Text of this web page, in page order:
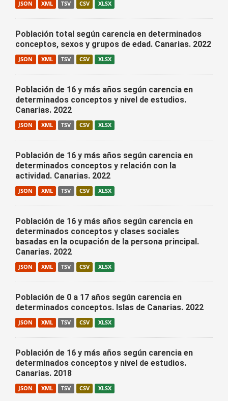
JSON XML TSV CSV XLSX
Población total según carencia en determinados
conceptos, sexos y grupos de edad. Canarias. 2022
JSON XML TSV CSV XLSX
Población de 16 y más años según carencia en
determinados conceptos y nivel de estudios.
Canarias. 2022
JSON XML TSV CSV XLSX
Población de 16 y más años según carencia en
determinados conceptos y relación con la
actividad. Canarias. 2022
JSON XML TSV CSV XLSX
Población de 16 y más años según carencia en
determinados conceptos y clases sociales
basadas en la ocupación de la persona principal.
Canarias. 2022
JSON XML TSV CSV XLSX
Población de 0 a 17 años según carencia en
determinados conceptos. Islas de Canarias. 2022
JSON XML TSV CSV XLSX
Población de 16 y más años según carencia en
determinados conceptos y nivel de estudios.
Canarias. 2018
JSON XML TSV CSV XLSX